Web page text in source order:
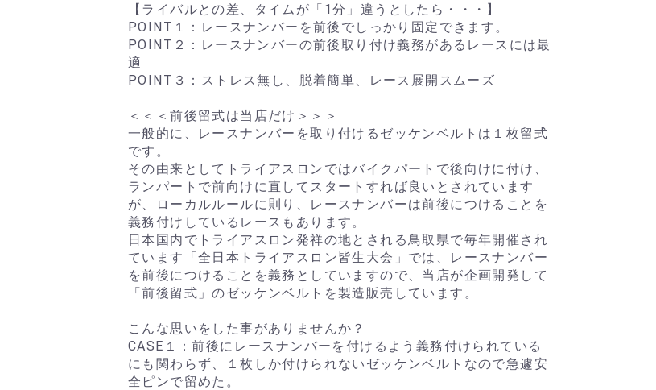
【ライバルとの差、タイムが「1分」違うとしたら・・・】
POINT１：レースナンバーを前後でしっかり固定できます。
POINT２：レースナンバーの前後取り付け義務があるレースには最
適
POINT３：ストレス無し、脱着簡単、レース展開スムーズ
＜＜＜前後留式は当店だけ＞＞＞
一般的に、レースナンバーを取り付けるゼッケンベルトは１枚留式
です。
その由来としてトライアスロンではバイクパートで後向けに付け、
ランパートで前向けに直してスタートすれば良いとされています
が、ローカルルールに則り、レースナンバーは前後につけることを
義務付けしているレースもあります。
日本国内でトライアスロン発祥の地とされる鳥取県で毎年開催され
ています「全日本トライアスロン皆生大会」では、レースナンバー
を前後につけることを義務としていますので、当店が企画開発して
「前後留式」のゼッケンベルトを製造販売しています。
こんな思いをした事がありませんか？
CASE１：前後にレースナンバーを付けるよう義務付けられている
にも関わらず、１枚しか付けられないゼッケンベルトなので急遽安
全ピンで留めた。